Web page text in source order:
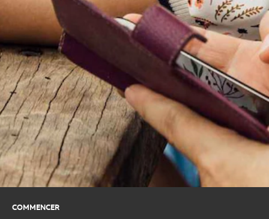
COMMENCER